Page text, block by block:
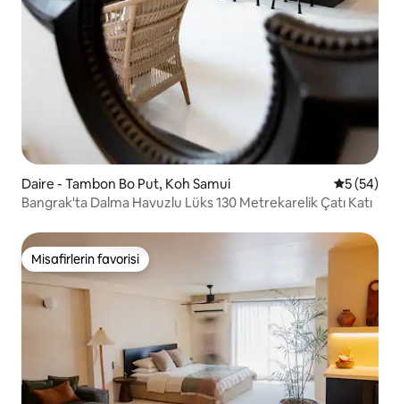
Daire - Tambon Bo Put, Koh Samui 55 (54)
Bangrak'ta Dalma Havuzlu Lüks 130 Metrekarelik Çatı Katı
Misafirlerin favorisi
Misafirlerin favorisi